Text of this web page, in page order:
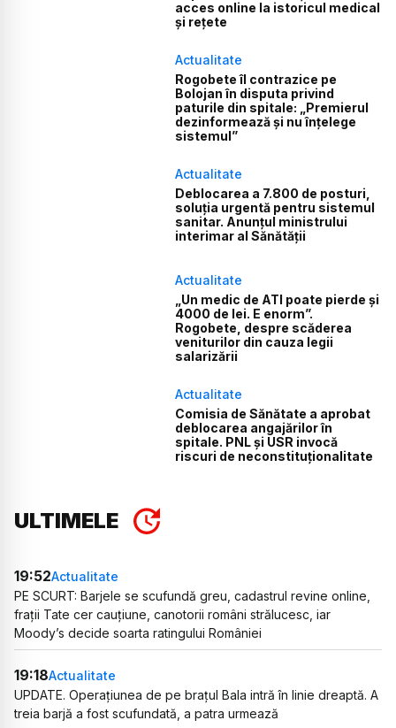
acces online la istoricul medical
și rețete
Actualitate
Rogobete îl contrazice pe
Bolojan în disputa privind
paturile din spitale: „Premierul
dezinformează și nu înțelege
sistemul”
Actualitate
Deblocarea a 7.800 de posturi,
soluția urgentă pentru sistemul
sanitar. Anunțul ministrului
interimar al Sănătății
Actualitate
„Un medic de ATI poate pierde și
4000 de lei. E enorm”.
Rogobete, despre scăderea
veniturilor din cauza legii
salarizării
Actualitate
Comisia de Sănătate a aprobat
deblocarea angajărilor în
spitale. PNL și USR invocă
riscuri de neconstituționalitate
ULTIMELE
19:52Actualitate
PE SCURT: Barjele se scufundă greu, cadastrul revine online,
frații Tate cer cauțiune, canotorii români strălucesc, iar
Moody’s decide soarta ratingului României
19:18Actualitate
UPDATE. Operațiunea de pe brațul Bala intră în linie dreaptă. A
treia barjă a fost scufundată, a patra urmează